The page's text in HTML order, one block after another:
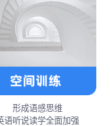
形成语感思维
语听说读学全面加强